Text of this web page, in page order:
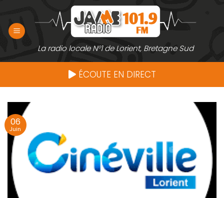
contenu
La radio locale N°1 de Lorient, Bretagne Sud
ÉCOUTE EN DIRECT
06
Juin